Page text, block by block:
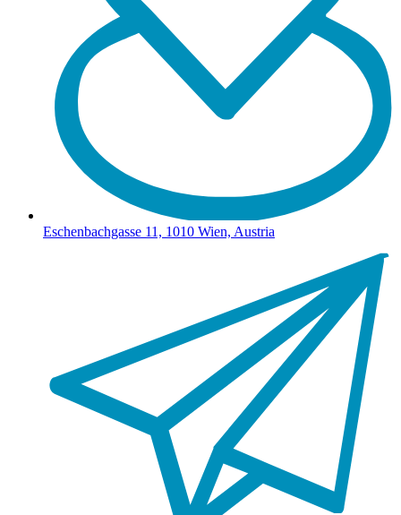
Eschenbachgasse 11, 1010 Wien, Austria